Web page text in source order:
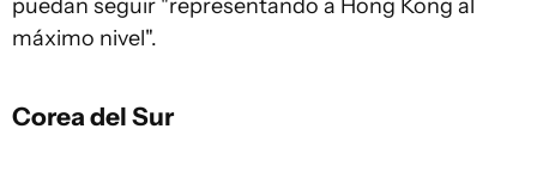
puedan seguir "representando a Hong Kong al
máximo nivel".
Corea del Sur